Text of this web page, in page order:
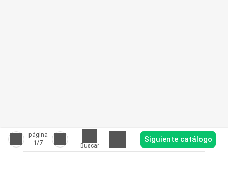
página
1/7 Buscar
Siguiente catálogo